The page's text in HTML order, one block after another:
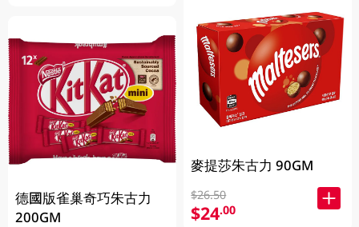
德國版雀巢奇巧朱古力
200GM
麥提莎朱古力 90GM
$26.50
$24.00